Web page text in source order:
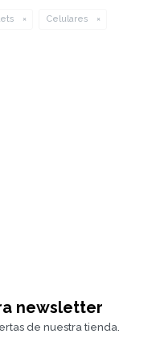
Celulares
newsletter
de nuestra tienda.